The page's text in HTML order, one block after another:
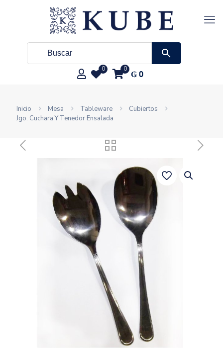
0 0 ₲0
Inicio Mesa Tableware
Cubiertos
Jgo. Cuchara Y Tenedor Ensalada